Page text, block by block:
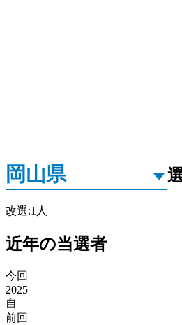
改選:1 人
近年の当選者
今回
2025
自
前回